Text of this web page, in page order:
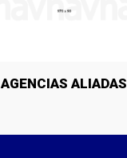
AGENCIAS ALIADAS